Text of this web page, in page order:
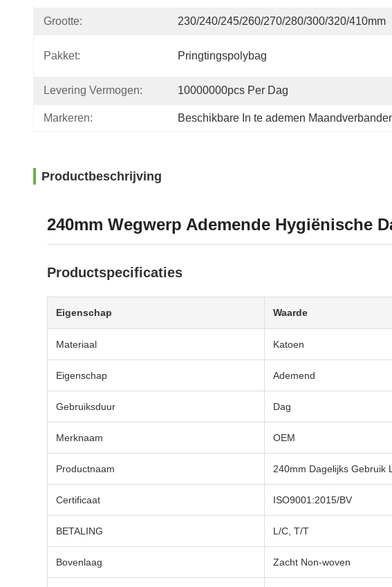
Grootte: 230/240/245/260/270/280/300/320/410mm
Pakket: Pringtingspolybag
Levering Vermogen: 10000000pcs Per Dag
Markeren: Beschikbare In te ademen
Productbeschrijving
240mm Wegwerp Ademende Hygiënische
Productspecificaties
Eigenschap Waarde
Materiaal Katoen
Eigenschap Ademend
Gebruiksduur Dag
Merknaam OEM
Productnaam 240mm Dagelijks Gebruik
Certificaat ISO9001:2015/BV
BETALING L/C, T/T
Bovenlaag Zacht Non-woven